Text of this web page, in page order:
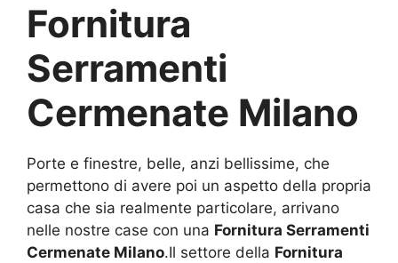
Fornitura
Serramenti
Cermenate Milano
Porte e finestre, belle, anzi bellissime, che
permettono di avere poi un aspetto della propria
casa che sia realmente particolare, arrivano
nelle nostre case con una Fornitura Serramenti
Cermenate Milano.Il settore della Fornitura